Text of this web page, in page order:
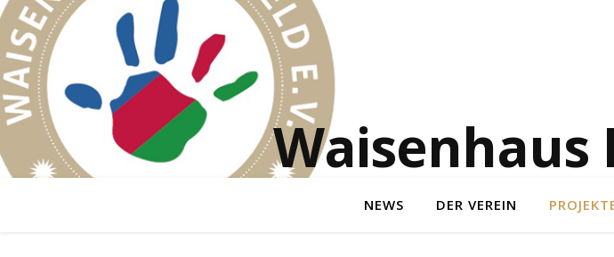
Waisenhaus
NEWS DER VEREIN